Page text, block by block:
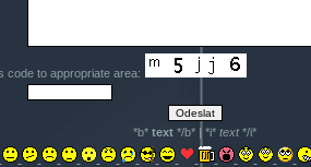
code to appropriate area:
*b*text */b* | *i*text*/i*